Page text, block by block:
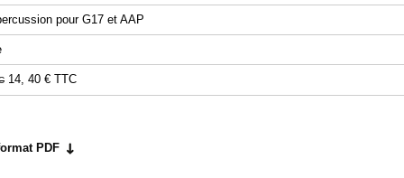
pour G17 et AAP
14, 40 € TTC
PDF